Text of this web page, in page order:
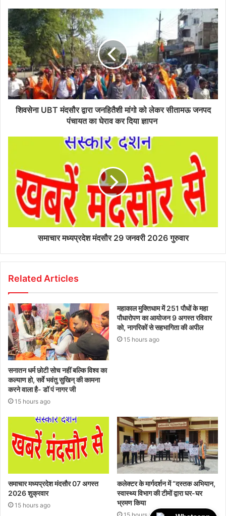
शिवसेना UBT मंदसौर द्वारा जनहितैशी मांगो को लेकर सीतामऊ जनपद
पंचायत का घेराव कर दिया ज्ञापन
समाचार मध्यप्रदेश मंदसौर 29 जनवरी 2026 गुरुवार
Related Articles
सनातन धर्म छोटी सोच नहीं बल्कि विश्व का
कल्याण हो, सर्वे भवंतु सुखिन् की कामना
करने वाला है- डॉ पं नागर जी
15 hours ago
महाकाल मुक्तिधाम में 251 पौधों के महा
पौधारोपण का आयोजन 9 अगस्त रविवार
को, नागरिकों से सहभागिता की अपील
15 hours ago
समाचार मध्यप्रदेश मंदसौर 07 अगस्त
2026 शुक्रवार
15 hours ago
कलेक्टर के मार्गदर्शन में “दस्तक अभियान,‌
स्वास्थ्य विभाग की टीमों द्वारा घर-घर
भ्रमण किया